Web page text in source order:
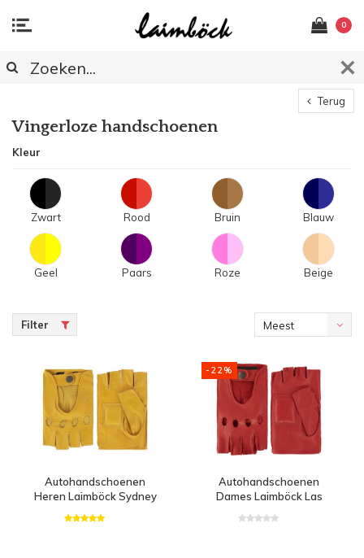
0
Terug
Vingerloze handschoenen
Kleur
Zwart Rood Bruin Blauw
Geel Paars Roze Beige
Filter
Meest
Autohandschoenen
Heren Laimböck Sydney
-22%
Autohandschoenen
Dames Laimböck Las